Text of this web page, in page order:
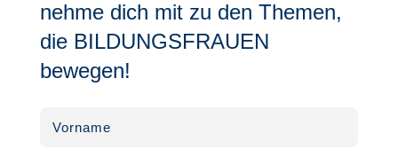
nehme dich mit zu den Themen,
die BILDUNGSFRAUEN
bewegen!